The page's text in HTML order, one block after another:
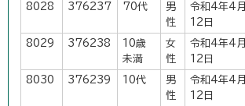
8028 376237 70代
男
性
令和4年4月
12日
8029 376238
10歳
未満
女
性
令和4年4月
12日
8030 376239 10代
男
性
令和4年4月
12日